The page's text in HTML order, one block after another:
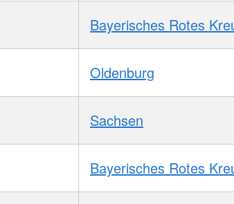
Bayerisches Rotes
Oldenburg
Sachsen
Bayerisches Rotes